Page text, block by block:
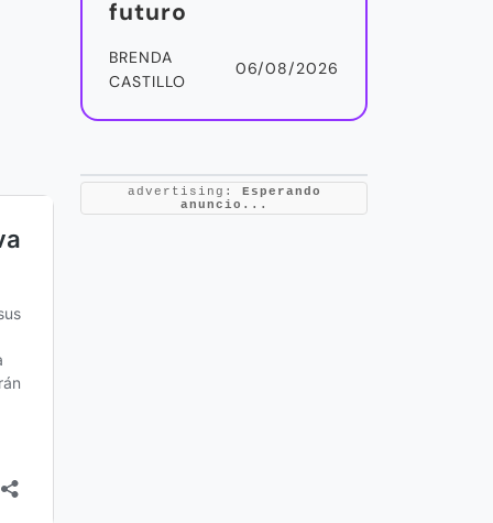
futuro
BRENDA
CASTILLO
06/08/2026
advertising: Esperando
anuncio...